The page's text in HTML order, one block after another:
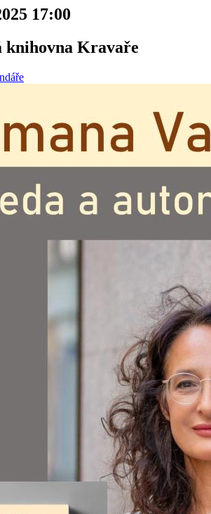
17:00
knihovna Kravaře